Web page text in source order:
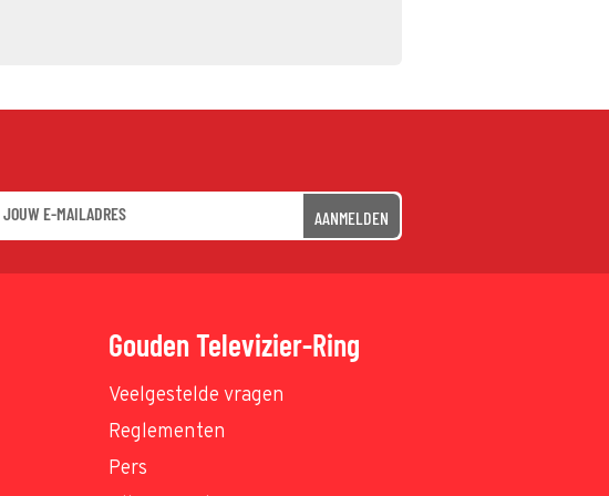
AANMELDEN
Gouden Televizier-Ring
Veelgestelde vragen
Reglementen
Pers